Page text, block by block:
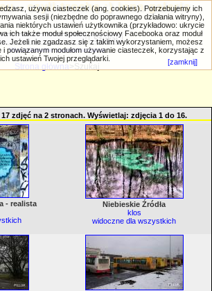
- czyli trochę ;) inna galeria
Wyszukiwanie zaawansowane
Strona główna >Szukaj
zdjęć na 2 stronach. Wyświetlaj: zdjęcia 1 do 16.
- realista
Niebieskie Źródła
klos
widoczne dla wszystkich
używa ciasteczek (ang. cookies). Potrzebujemy ich
sesji (niezbędne do poprawnego działania witryny),
niektórych ustawień użytkownika (przykładowo: ukrycie
ich także moduł społecznościowy Facebooka oraz moduł
Jeżeli nie zgadzasz się z takim wykorzystaniem, możesz
i powiązanym modułom używanie ciasteczek, korzystając z
ustawień Twojej przeglądarki.
[zamknij]